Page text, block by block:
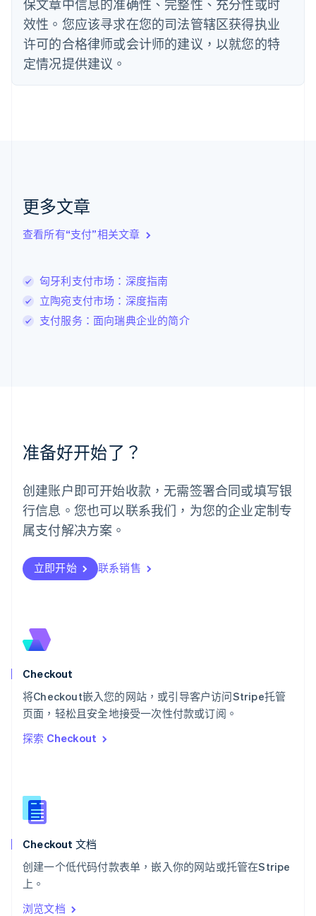
保文章中信息的准确性、完整性、充分性或时
效性。您应该寻求在您的司法管辖区获得执业
许可的合格律师或会计师的建议，以就您的特
定情况提供建议。
更多文章
查看所有“支付”相关文章
匈牙利支付市场：深度指南
立陶宛支付市场：深度指南
支付服务：面向瑞典企业的简介
准备好开始了？
创建账户即可开始收款，无需签署合同或填写银
行信息。您也可以联系我们，为您的企业定制专
属支付解决方案。
立即开始 联系销售
Checkout
将Checkout嵌入您的网站，或引导客户访问Stripe托管
页面，轻松且安全地接受一次性付款或订阅。
探索 Checkout
Checkout 文档
创建一个低代码付款表单，嵌入你的网站或托管在Stripe
上。
浏览文档
德国
DeutschEnglish
法国
FrançaisEnglish
芬兰
EnglishSvenska
English Italiano
拉脱维亚
立陶宛
DeutschEnglish
卢森堡
Français DeutschEnglish
罗马尼亚
墨西哥
EspañolEnglish
English
葡萄牙
PortuguêsEnglish
日本
瑞典
Svenska English
瑞士
English
斯洛伐克
English
斯洛文尼亚
泰国
ไทยEnglish
English
English
新西兰
匈牙利
意大利
印度